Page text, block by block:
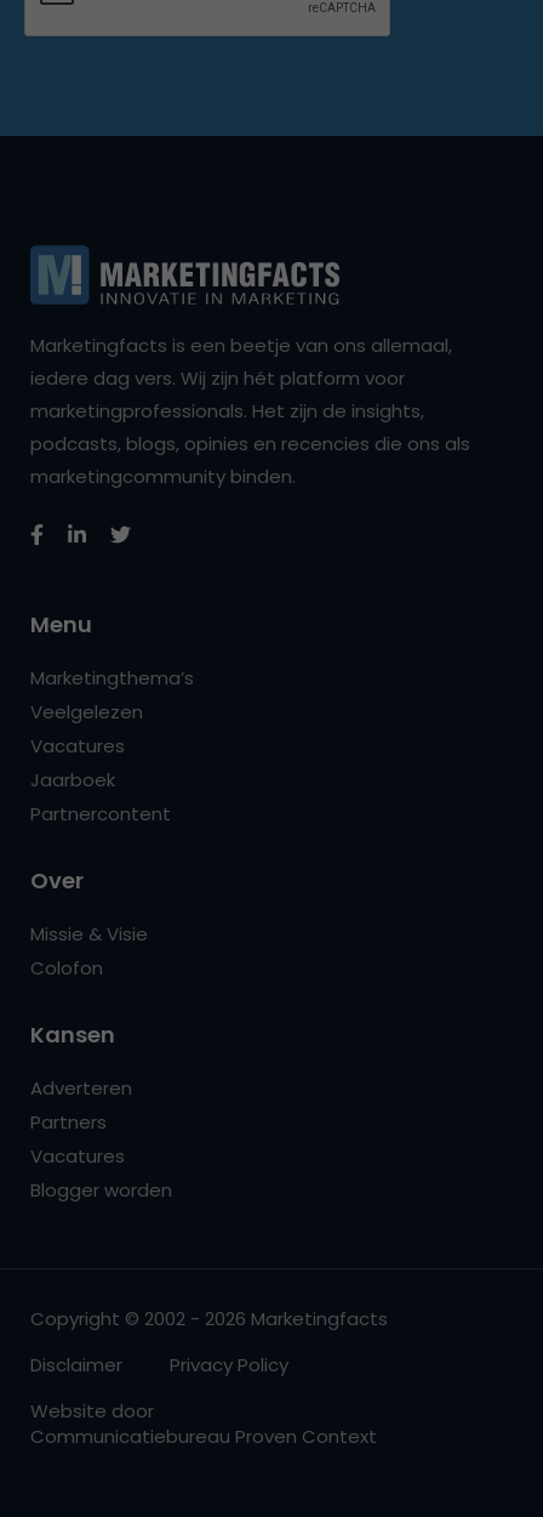
Marketingfacts is een beetje van ons allemaal,
iedere dag vers. Wij zijn hét platform voor
marketingprofessionals. Het zijn de insights,
podcasts, blogs, opinies en recencies die ons als
marketingcommunity binden.
Menu
Marketingthema’s
Veelgelezen
Vacatures
Jaarboek
Partnercontent
Over
Missie & Visie
Colofon
Kansen
Adverteren
Partners
Vacatures
Blogger worden
Copyright © 2002 - 2026 Marketingfacts
Disclaimer
Privacy Policy
Website door
Communicatiebureau Proven Context